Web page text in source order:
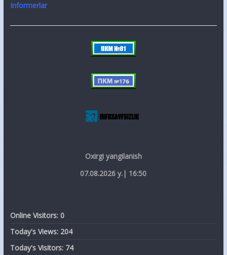
Informerlar
Oxirgi yangilanish
07.08.2026 y.| 16:50
Online Visitors: 0
Today's Views: 204
Today's Visitors: 74